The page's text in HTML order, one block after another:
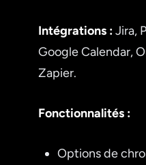
Intégrations :Jira,
Google Calendar,
Zapier.
Fonctionnalités :
Options de